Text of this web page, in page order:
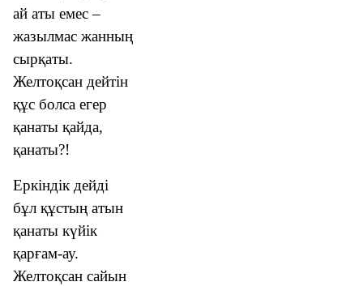
ай аты емес –
жазылмас жанның
сырқаты.
Желтоқсан дейтін
құс болса егер
қанаты қайда,
қанаты?!
Еркіндік дейді
бұл құстың атын
қанаты күйік
қарғам-ау.
Желтоқсан сайын